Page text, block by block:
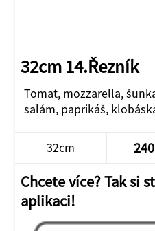
32cm 14.Řezník
Tomat, mozzarella,
salám, paprikáš,
32cm
Chcete více? Tak si
aplikaci!